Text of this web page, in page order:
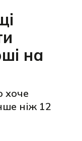
на
хоче
ніж 12